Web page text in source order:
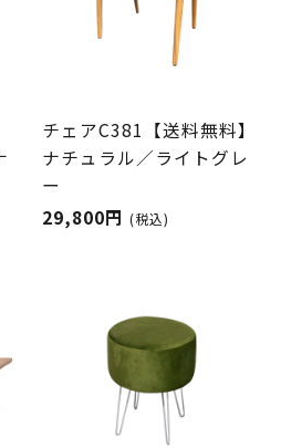
チェアC381【送料無料】
ナチュラル／ライトグレ
ー
29,800円(税込)